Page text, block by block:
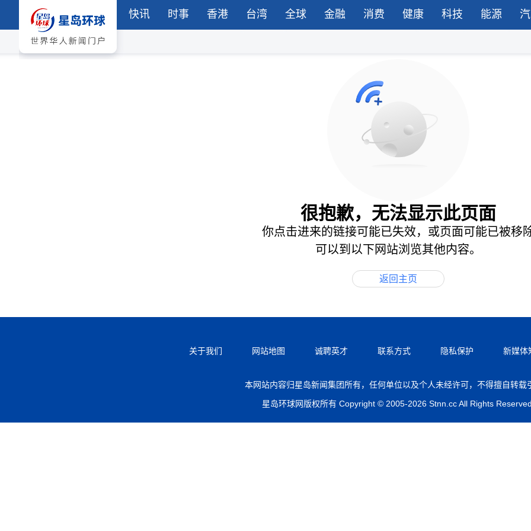
快讯 时事 香港 台湾 全球 金融 消费 健康 科技 能源
很抱歉，无法显示此页面
你点击进来的链接可能已失效，或页面可能已被移
可以到以下网站浏览其他内容。
返回主页
关于我们 网站地图 诚聘英才 联系方式 隐私保护 新媒体
本网站内容归星岛新闻集团所有，任何单位以及个人未经许可，不得擅自转载
星岛环球网版权所有 Copyright © 2005-2026 Stnn.cc All Rights Reserved.